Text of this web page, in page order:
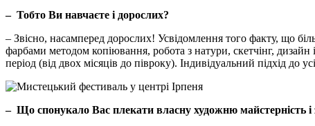
– Тобто Ви навчаєте і дорослих?
– Звісно, насамперед дорослих! Усвідомлення того факту, що
фарбами методом копіювання, робота з натури, скетчінг,
період (від двох місяців до півроку). Індивідуальний підхід
– Що спонукало Вас плекати власну художню майстерність